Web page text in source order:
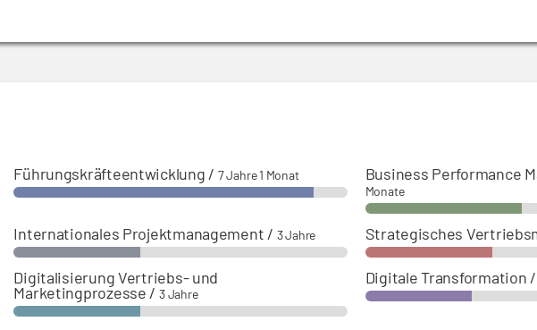
Führungskräfteentwicklung / 7 Jahre 1 Monat Business Performance
Monate
Internationales Projektmanagement / 3 Jahre Strategisches
Digitalisierung Vertriebs- und
Marketingprozesse / 3 Jahre
Digitale Transformation /